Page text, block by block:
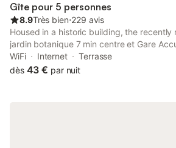
Gîte pour 5 personnes
8.9Très bien⋅229 avis
Housed in a historic building, the recently
jardin botanique 7 min centre et Gare
accommodation with a garden and free
kitchen, this property also provides
WiFi Internet
Terrasse
dès 43 € par nuit